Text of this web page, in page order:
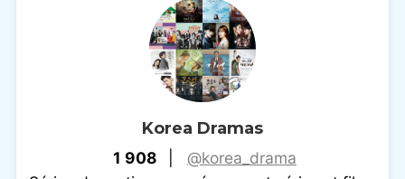
Korea Dramas
1 908
@korea_drama